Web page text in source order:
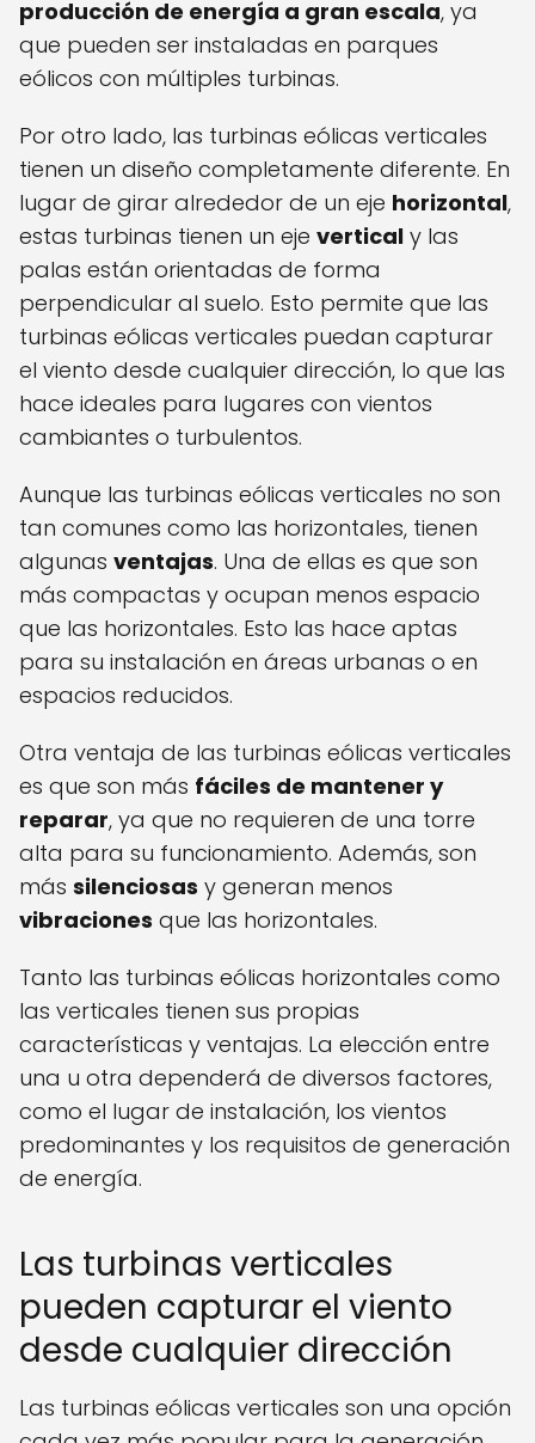
producción de energía a gran escala, ya
que pueden ser instaladas en parques
eólicos con múltiples turbinas.
Por otro lado, las turbinas eólicas verticales
tienen un diseño completamente diferente. En
lugar de girar alrededor de un eje horizontal,
estas turbinas tienen un eje vertical y las
palas están orientadas de forma
perpendicular al suelo. Esto permite que las
turbinas eólicas verticales puedan capturar
el viento desde cualquier dirección, lo que las
hace ideales para lugares con vientos
cambiantes o turbulentos.
Aunque las turbinas eólicas verticales no son
tan comunes como las horizontales, tienen
algunas ventajas. Una de ellas es que son
más compactas y ocupan menos espacio
que las horizontales. Esto las hace aptas
para su instalación en áreas urbanas o en
espacios reducidos.
Otra ventaja de las turbinas eólicas verticales
es que son más fáciles de mantener y
reparar, ya que no requieren de una torre
alta para su funcionamiento. Además, son
más silenciosas y generan menos
vibraciones que las horizontales.
Tanto las turbinas eólicas horizontales como
las verticales tienen sus propias
características y ventajas. La elección entre
una u otra dependerá de diversos factores,
como el lugar de instalación, los vientos
predominantes y los requisitos de generación
de energía.
Las turbinas verticales
pueden capturar el viento
desde cualquier dirección
Las turbinas eólicas verticales son una opción